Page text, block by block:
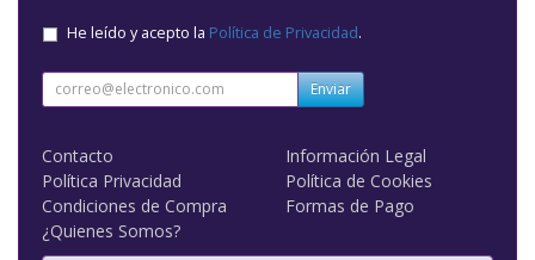
He leído y acepto la Política de Privacidad.
Enviar
Contacto
Información Legal
Política Privacidad
Política de Cookies
Condiciones de Compra
Formas de Pago
¿Quienes Somos?